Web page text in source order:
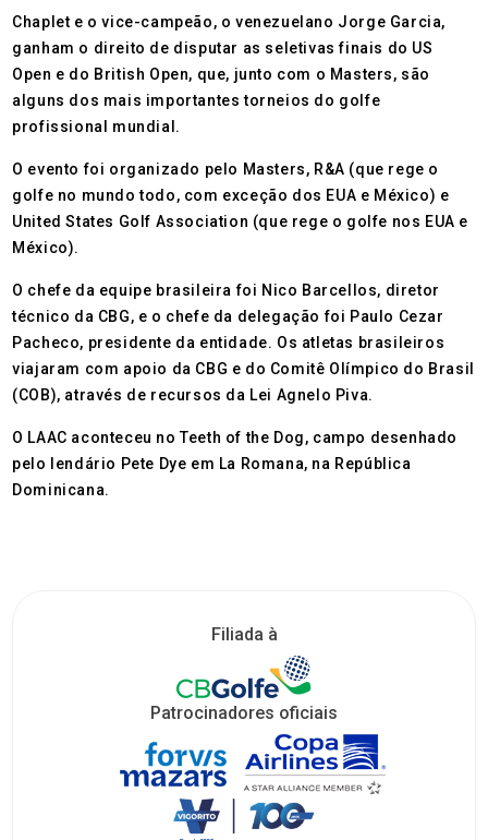
Chaplet e o vice-campeão, o venezuelano Jorge Garcia,
ganham o direito de disputar as seletivas finais do US
Open e do British Open, que, junto com o Masters, são
alguns dos mais importantes torneios do golfe
profissional mundial.
O evento foi organizado pelo Masters, R&A (que rege o
golfe no mundo todo, com exceção dos EUA e México) e
United States Golf Association (que rege o golfe nos EUA e
México).
O chefe da equipe brasileira foi Nico Barcellos, diretor
técnico da CBG, e o chefe da delegação foi Paulo Cezar
Pacheco, presidente da entidade. Os atletas brasileiros
viajaram com apoio da CBG e do Comitê Olímpico do Brasil
(COB), através de recursos da Lei Agnelo Piva.
O LAAC aconteceu no Teeth of the Dog, campo desenhado
pelo lendário Pete Dye em La Romana, na República
Dominicana.
Filiada à
Patrocinadores oficiais